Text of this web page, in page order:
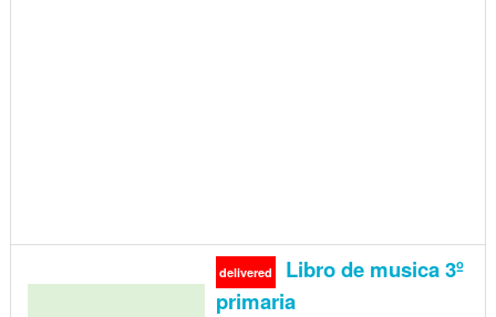
delivered
Libro de musica 3º
primaria